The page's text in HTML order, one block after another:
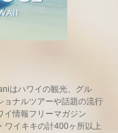
はハワイの観光、グル
ョナルツアーや話題の流行
イ情報フリーマガジン
ワイキキの計400ヶ所以上